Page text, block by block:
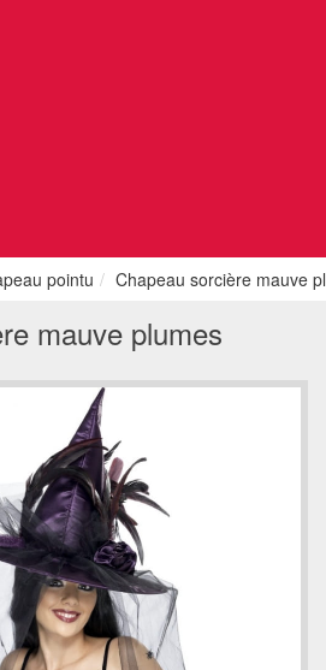
pointu Chapeau sorcière mauve
mauve plumes